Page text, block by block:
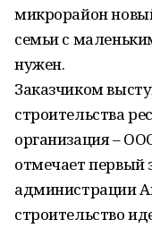
микрорайон
семьи с
нужен.
Заказчиком
строительства
организация –
отмечает первый
администрации
строительство